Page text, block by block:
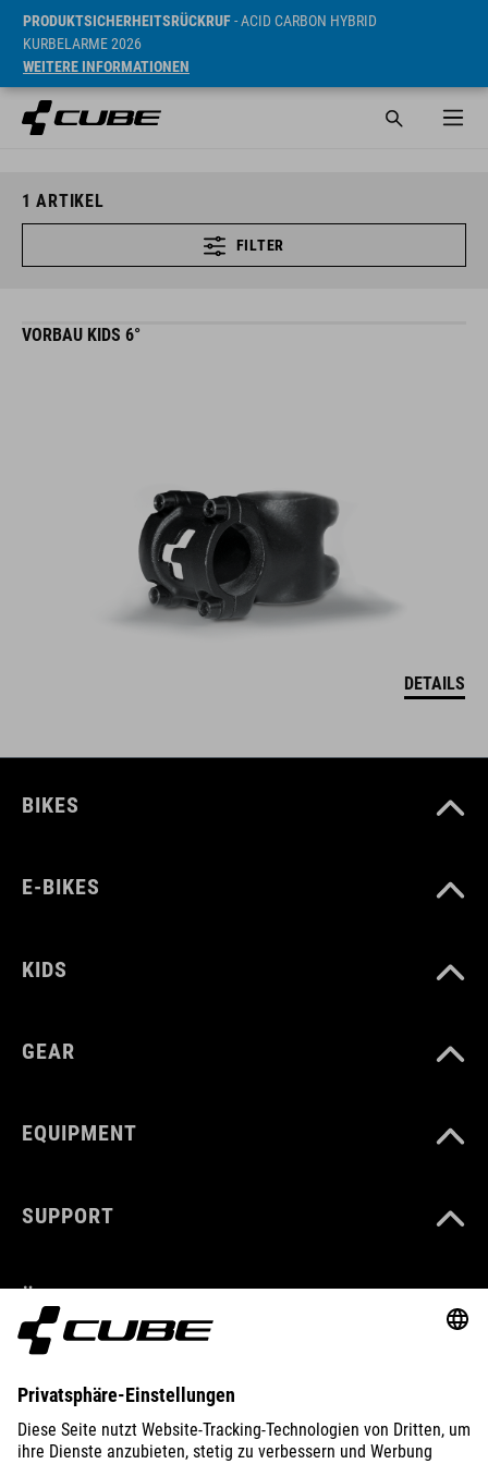
PRODUKTSICHERHEITSRÜCKRUF- ACID CARBON HYBRID
KURBELARME 2026
WEITERE INFORMATIONEN
1 ARTIKEL
FILTER
VORBAU KIDS 6°
DETAILS
BIKES
E-BIKES
KIDS
GEAR
EQUIPMENT
SUPPORT
ÜBER UNS